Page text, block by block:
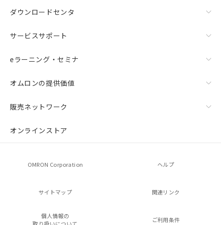
ダウンロードセンタ
サービスサポート
eラーニング・セミナ
オムロンの提供価値
販売ネットワーク
オンラインストア
OMRON Corporation ヘルプ
サイトマップ 関連リンク
個人情報の
取り扱いについて
ご利用条件